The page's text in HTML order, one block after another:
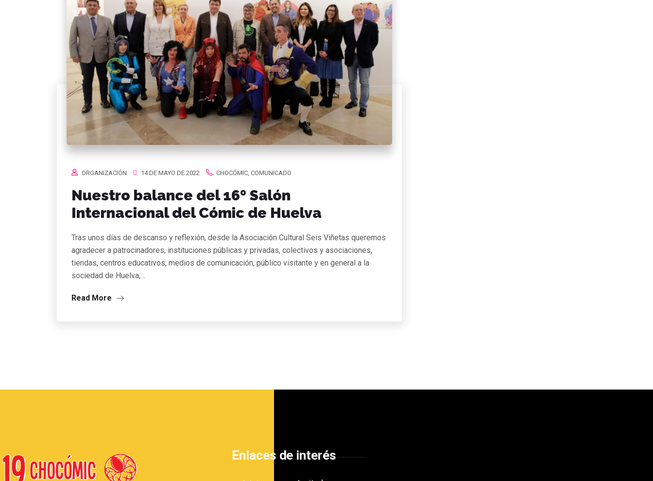
ORGANIZACIÓN 14 DE MAYO DE 2022 CHOCÓMIC, COMUNICADO
Nuestro balance del 16º Salón
Internacional del Cómic de Huelva
Tras unos días de descanso y reflexión, desde la Asociación Cultural Seis Viñetas queremos
agradecer a patrocinadores, instituciones públicas y privadas, colectivos y asociaciones,
tiendas, centros educativos, medios de comunicación, público visitante y en general a la
sociedad de Huelva,…
Read More
Enlaces de interés